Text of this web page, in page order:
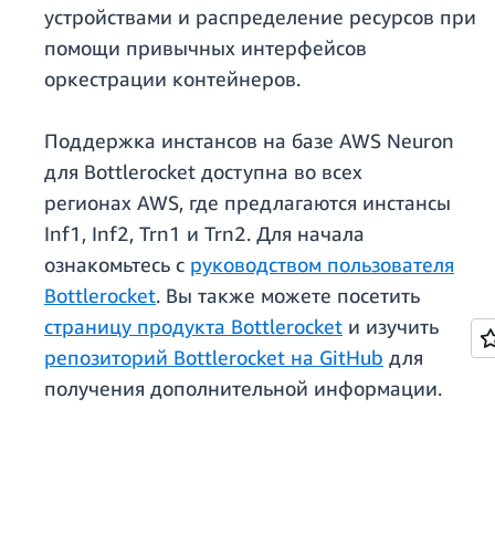
устройствами и распределение ресурсов при
помощи привычных интерфейсов
оркестрации контейнеров.
Поддержка инстансов на базе AWS Neuron
для Bottlerocket доступна во всех
регионах AWS, где предлагаются инстансы
Inf1, Inf2, Trn1 и Trn2. Для начала
ознакомьтесь с руководством пользователя
Bottlerocket. Вы также можете посетить
страницу продукта Bottlerocket и изучить
репозиторий Bottlerocket на GitHub для
получения дополнительной информации.